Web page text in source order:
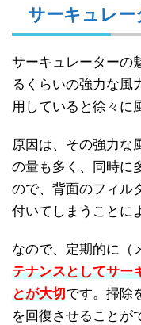
サーキュレ
サーキュレーターの
るくらいの強力な風
用していると徐々に
原因は、その強力な
の量も多く、同時に
ので、背面のフィル
付いてしまうことに
なので、定期的に（
テナンスとしてサー
とが大切です。掃除
を回復させることが